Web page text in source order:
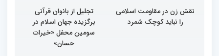
نقش زن در مقاومت اسلامی
را نباید کوچک شمرد
تجلیل از بانوان قرآنی
برگزیده جهان اسلام در
سومین محفل «خیرات
حسان»